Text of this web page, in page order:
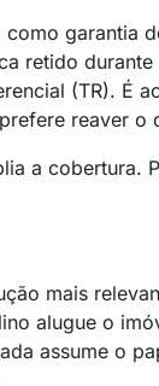
garantia
retido
(TR). É
reaver o
a cobertura.
mais
alugue o
assume o